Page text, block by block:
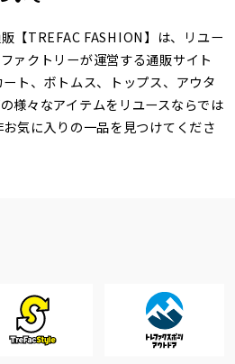
【TREFAC FASHION】は、リユー
ァクトリーが運営する通販サイト
ト、ボトムス、トップス、アウタ
様々なアイテムをリユースならでは
気に入りの一品を見つけてくださ